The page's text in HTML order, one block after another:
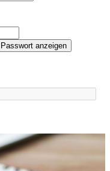
Passwort anzeigen